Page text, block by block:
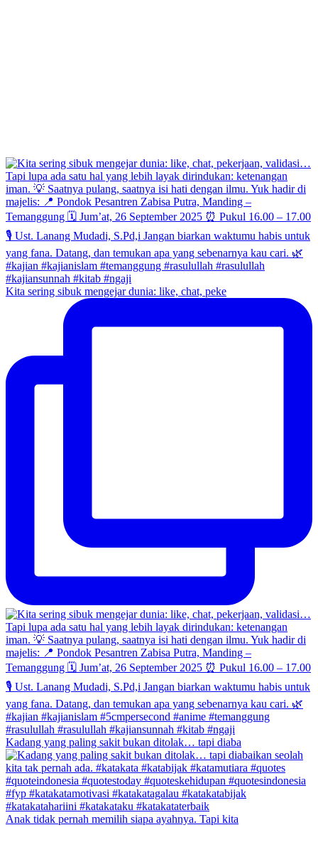
Kita sering sibuk mengejar dunia: like, chat, peke
Kadang yang paling sakit bukan ditolak… tapi diaba
Anak tidak pernah memilih siapa ayahnya. Tapi kita